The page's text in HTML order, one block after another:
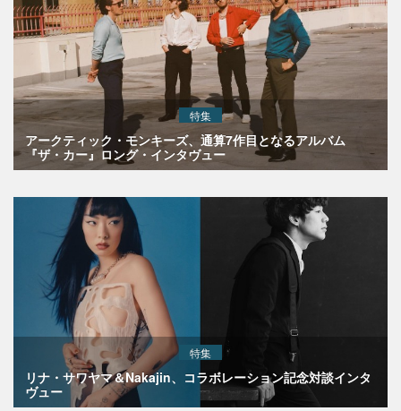
特集
アークティック・モンキーズ、通算7作目となるアルバム
『ザ・カー』ロング・インタヴュー
特集
リナ・サワヤマ＆Nakajin、コラボレーション記念対談インタ
ヴュー